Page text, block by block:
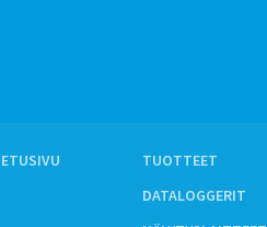
ETUSIVU
TUOTTEET
DATALOGGERIT